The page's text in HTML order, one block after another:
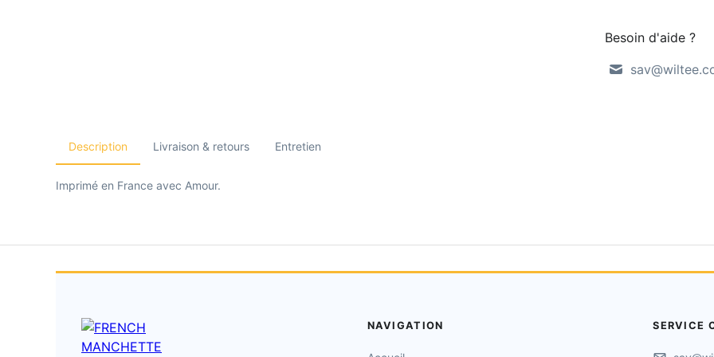
Besoin d'aide ?
Description Livraison & retours Entretien
Imprimé en France avec Amour.
NAVIGATION SERVICE